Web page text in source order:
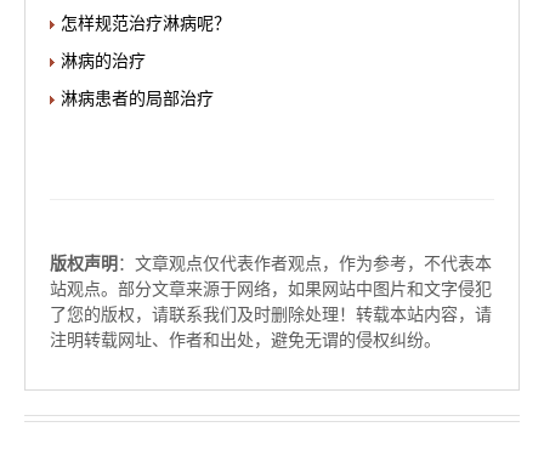
怎样规范治疗淋病呢？
淋病的治疗
淋病患者的局部治疗
版权声明 ：文章观点仅代表作者观点，作为参考，不代表本
站观点。部分文章来源于网络，如果网站中图片和文字侵犯
了您的版权，请联系我们及时删除处理！转载本站内容，请
注明转载网址、作者和出处，避免无谓的侵权纠纷。